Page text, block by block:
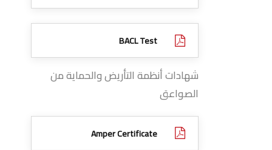
BACL Test
شهادات أنظمة التأريض والحماية من
الصواعق
Amper Certificate